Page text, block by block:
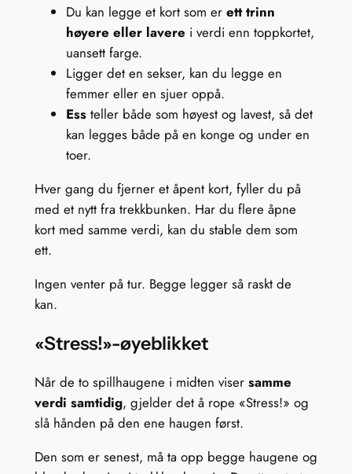
Du kan legge et kort som er ett trinn
høyere eller lavere i verdi enn toppkortet,
uansett farge.
Ligger det en sekser, kan du legge en
femmer eller en sjuer oppå.
Essteller både som høyest og lavest, så det
kan legges både på en konge og under en
toer.
Hver gang du fjerner et åpent kort, fyller du på
med et nytt fra trekkbunken. Har du flere åpne
kort med samme verdi, kan du stable dem som
ett.
Ingen venter på tur. Begge legger så raskt de
kan.
«Stress!»-øyeblikket
Når de to spillhaugene i midten viser samme
verdi samtidig, gjelder det å rope «Stress!» og
slå hånden på den ene haugen først.
Den som er senest, må ta opp begge haugene og